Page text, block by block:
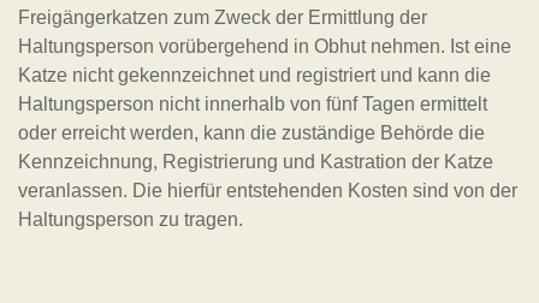
Freigängerkatzen zum Zweck der Ermittlung der
Haltungsperson vorübergehend in Obhut nehmen. Ist eine
Katze nicht gekennzeichnet und registriert und kann die
Haltungsperson nicht innerhalb von fünf Tagen ermittelt
oder erreicht werden, kann die zuständige Behörde die
Kennzeichnung, Registrierung und Kastration der Katze
veranlassen. Die hierfür entstehenden Kosten sind von der
Haltungsperson zu tragen.